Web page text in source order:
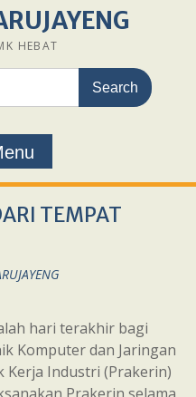
HEBAT
TEMPAT
hari terakhir bagi
Komputer dan Jaringan
Kerja Industri (Prakerin)